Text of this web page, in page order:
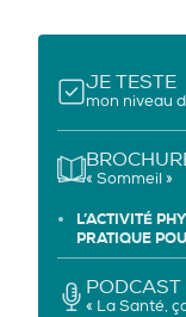
JE TESTE
mon niveau
« Sommeil »
L’ACTIVITÉ
PRATIQUE
PODCAST
« La Santé,